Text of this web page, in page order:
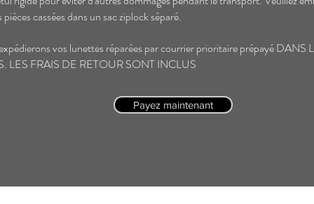
pièces cassées dans un sac ziplock séparé.
vos lunettes réparées par courrier prioritaire prépayé DANS
LES FRAIS DE RETOUR SONT INCLUS
Payez maintenant